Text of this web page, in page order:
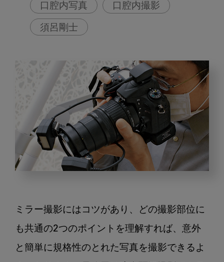
口腔内写真 口腔内撮影
須呂剛士
の
あ
る
ミラー撮影にはコツがあり、どの撮影部位に
も共通の2つのポイントを理解すれば、意外
と簡単に規格性のとれた写真を撮影できるよ